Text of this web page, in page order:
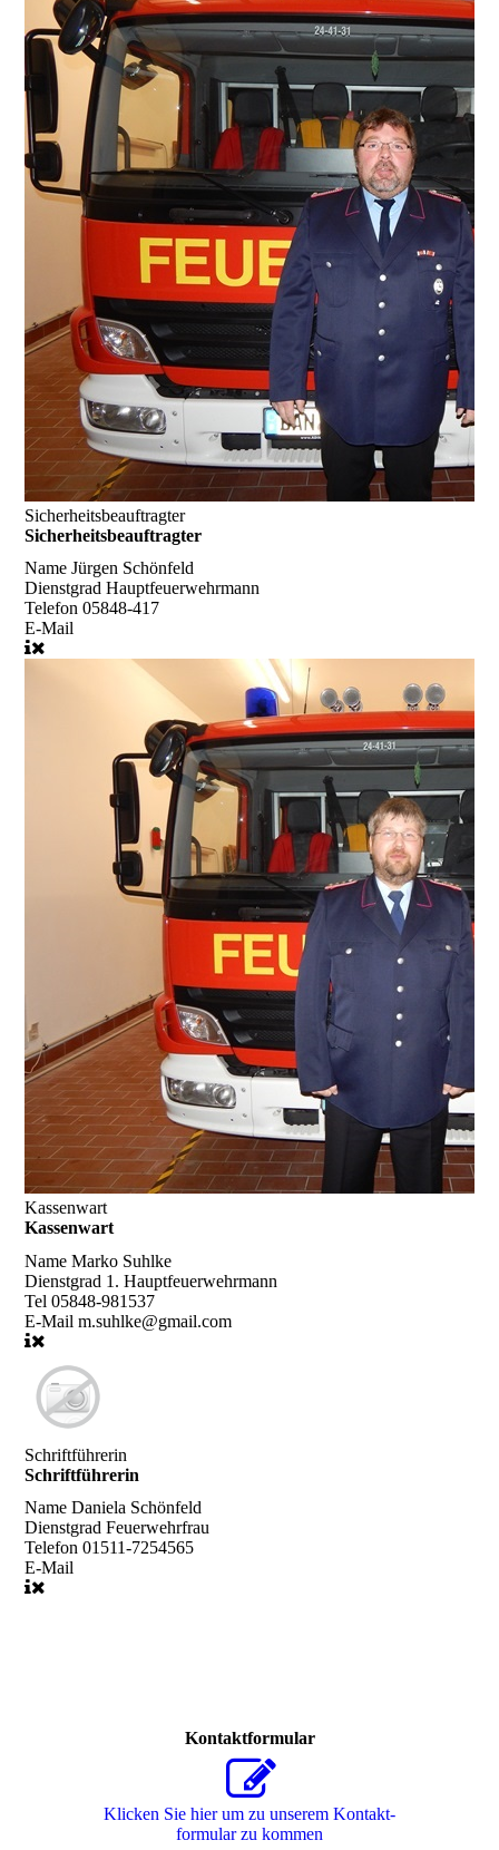
Sicherheitsbeauftragter
Sicherheitsbeauftragter
NameJürgen Schönfeld
DienstgradHauptfeuerwehrmann
Telefon05848-417
E-Mail
Kassenwart
Kassenwart
NameMarko Suhlke
Dienstgrad 1. Hauptfeuerwehrmann
Tel05848-981537
E-Mailm.suhlke@gmail.com
Schriftführerin
Schriftführerin
NameDaniela Schönfeld
DienstgradFeuerwehrfrau
Telefon01511-7254565
E-Mail
Kontaktformular
Klicken Sie hier um zu unserem Kon­takt­
for­mu­lar zu kommen